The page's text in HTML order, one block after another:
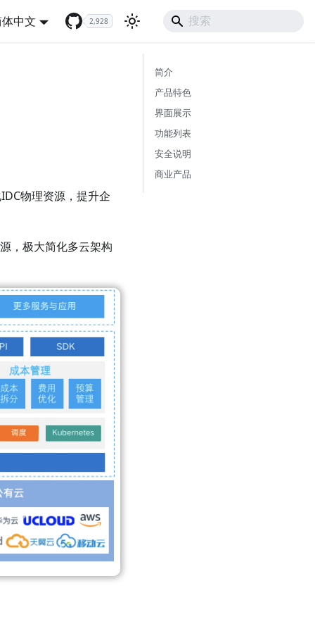
中文 2,928
物理资源，提升企
，极大简化多云架构
简介
产品特色
界面展示
功能列表
安全说明
商业产品